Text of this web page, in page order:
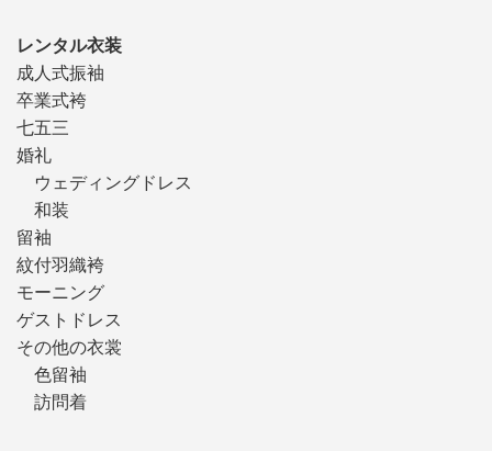
レンタル衣装
成人式振袖
卒業式袴
七五三
婚礼
ウェディングドレス
和装
留袖
紋付羽織袴
モーニング
ゲストドレス
その他の衣裳
色留袖
訪問着